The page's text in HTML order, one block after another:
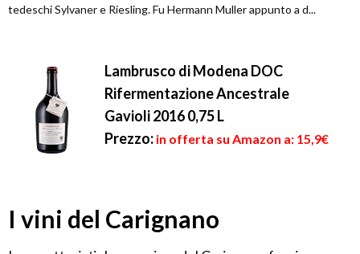
tedeschi Sylvaner e Riesling. Fu Hermann Muller appunto a d...
Lambrusco di Modena DOC
Rifermentazione Ancestrale
Gavioli 2016 0,75 L
Prezzo: in offerta su Amazon a: 15,9€
I vini del Carignano